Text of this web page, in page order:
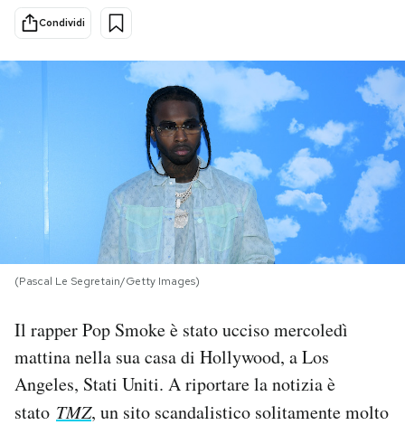
Cultura
Economia
Sport
Mondiali calcio 2026
NEWSLETTER
I MIEI PREFERITI
CALENDARIO
Condividi
(Pascal Le Segretain/Getty Images)
Il rapper Pop Smoke è stato ucciso mercoledì
mattina nella sua casa di Hollywood, a Los
Angeles, Stati Uniti. A riportare la notizia è
stato TMZ, un sito scandalistico solitamente molto